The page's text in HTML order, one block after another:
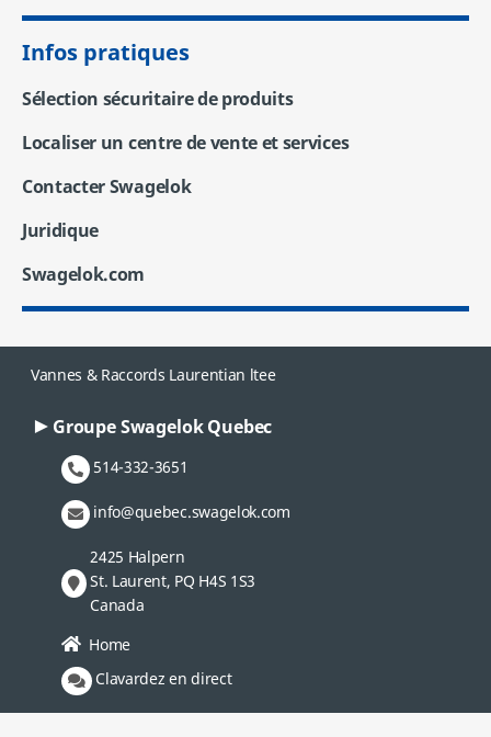
Infos pratiques
Sélection sécuritaire de produits
Localiser un centre de vente et services
Contacter Swagelok
Juridique
Swagelok.com
Vannes & Raccords Laurentian ltee
Groupe Swagelok Quebec
514-332-3651
info@quebec.swagelok.com
2425 Halpern
St. Laurent, PQ H4S 1S3
Canada
Home
Clavardez en direct